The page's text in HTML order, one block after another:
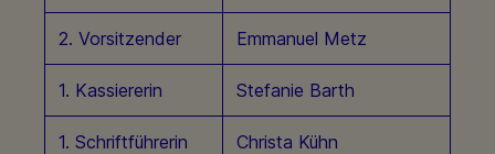
2. Vorsitzender Emmanuel Metz
1. Kassiererin Stefanie Barth
1. Schriftführerin Christa Kühn